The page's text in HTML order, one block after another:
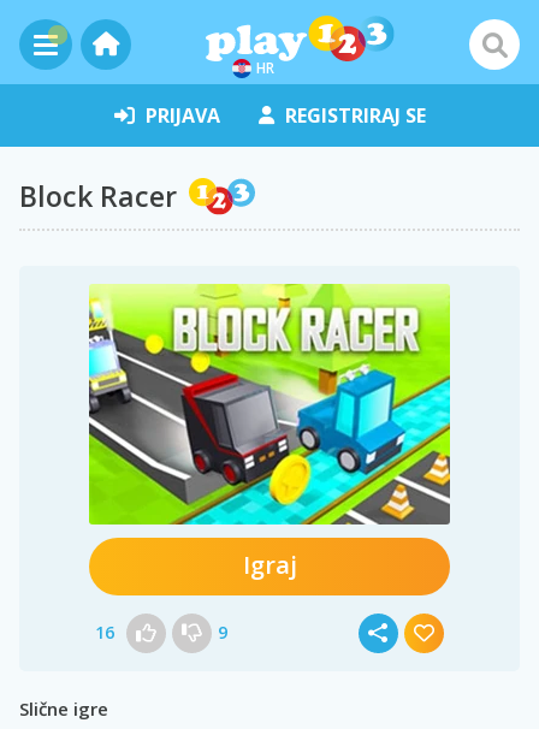
HR
PRIJAVA REGISTRIRAJ SE
Block Racer
Igraj
16 9
Slične igre